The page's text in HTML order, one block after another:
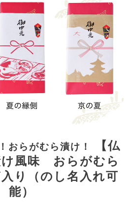
おらがむら漬け！
【仏
け風味 おらがむら
り（のし名入れ可
能）